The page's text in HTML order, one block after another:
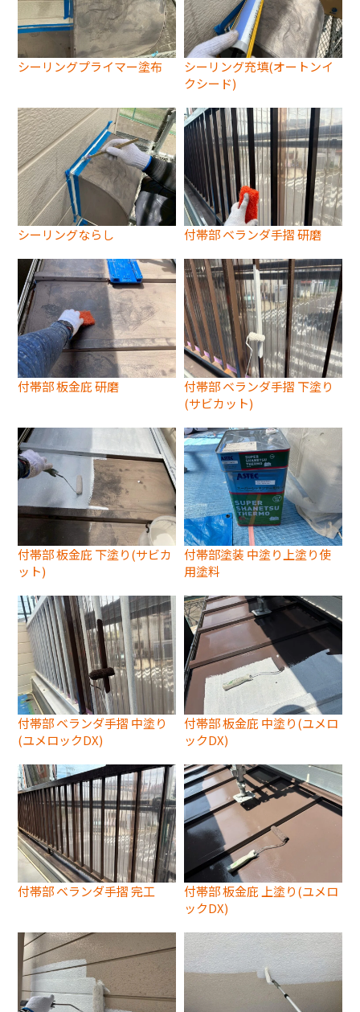
シーリングプライマー塗布
シーリング充填(オートンイ
クシード)
シーリングならし 付帯部 ベランダ手摺 研磨
付帯部 板金庇 研磨
付帯部 ベランダ手摺 下塗り
(サビカット)
付帯部 板金庇 下塗り(サビカ
ット)
付帯部塗装 中塗り上塗り使
用塗料
付帯部 ベランダ手摺 中塗り
(ユメロックDX)
付帯部 板金庇 中塗り(ユメロ
ックDX)
付帯部 ベランダ手摺 完工
付帯部 板金庇 上塗り(ユメロ
ックDX)